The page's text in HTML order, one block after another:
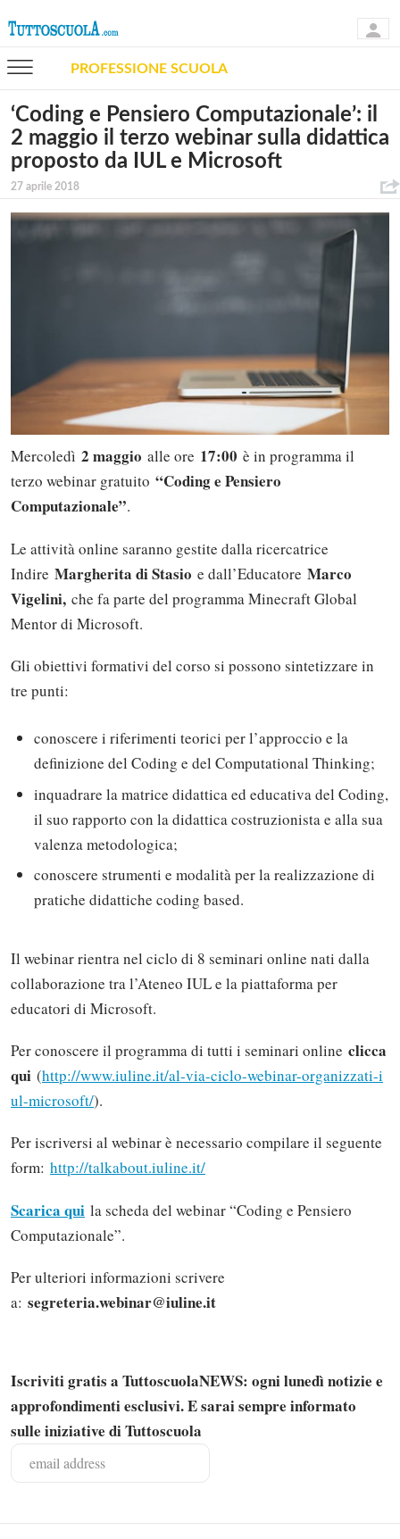
PROFESSIONE SCUOLA
‘Coding e Pensiero Computazionale’: il
2 maggio il terzo webinar sulla didattica
proposto da IUL e Microsoft
27 aprile 2018
Mercoledì 2 maggio alle ore 17:00 è in programma il
terzo webinar gratuito “Coding e Pensiero
Computazionale”.
Le attività online saranno gestite dalla ricercatrice
Indire Margherita di Stasio e dall’Educatore Marco
Vigelini, che fa parte del programma Minecraft Global
Mentor di Microsoft.
Gli obiettivi formativi del corso si possono sintetizzare in
tre punti:
conoscere i riferimenti teorici per l’approccio e la
definizione del Coding e del Computational Thinking;
inquadrare la matrice didattica ed educativa del Coding,
il suo rapporto con la didattica costruzionista e alla sua
valenza metodologica;
conoscere strumenti e modalità per la realizzazione di
pratiche didattiche coding based.
Il webinar rientra nel ciclo di 8 seminari online nati dalla
collaborazione tra l’Ateneo IUL e la piattaforma per
educatori di Microsoft.
Per conoscere il programma di tutti i seminari online clicca
qui (http://www.iuline.it/al-via-ciclo-webinar-organizzati-i
ul-microsoft/).
Per iscriversi al webinar è necessario compilare il seguente
form: http://talkabout.iuline.it/
Scarica qui la scheda del webinar “Coding e Pensiero
Computazionale”.
Per ulteriori informazioni scrivere
a: segreteria.webinar@iuline.it
Iscriviti gratis a TuttoscuolaNEWS: ogni lunedì notizie e
approfondimenti esclusivi. E sarai sempre informato
sulle iniziative di Tuttoscuola
Solo gli utenti registrati possono
commentare!